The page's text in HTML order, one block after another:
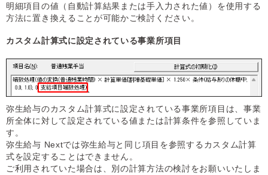
明細項目の値（自動計算結果または手入力された値）を使用する
方法に置き換えることが可能かご検討ください。
カスタム計算式に設定されている事業所項目
弥生給与のカスタム計算式に設定されている事業所項目は、事業
所全体に対して設定されている値または計算条件を参照していま
す。
弥生給与 Nextでは弥生給与と同じ項目を参照するカスタム計算
式を設定することはできません。
ご利用されていた場合は、別の計算方法の検討をお願いいたしま